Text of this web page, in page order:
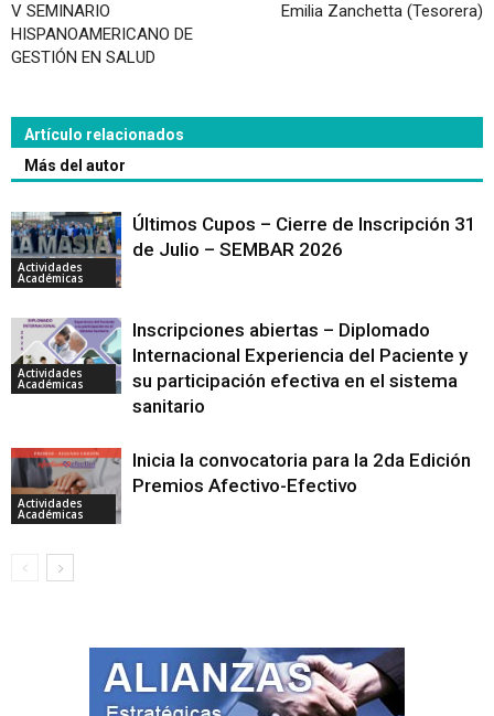
V SEMINARIO
HISPANOAMERICANO DE
GESTIÓN EN SALUD
Emilia Zanchetta (Tesorera)
Artículo relacionados
Más del autor
Actividades
Académicas
Últimos Cupos – Cierre de Inscripción 31
de Julio – SEMBAR 2026
Actividades
Académicas
Inscripciones abiertas – Diplomado
Internacional Experiencia del Paciente y
su participación efectiva en el sistema
sanitario
Actividades
Académicas
Inicia la convocatoria para la 2da Edición
Premios Afectivo-Efectivo